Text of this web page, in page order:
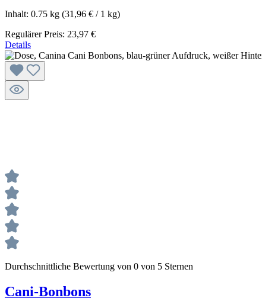
Inhalt: 0.75 kg (31,96 € / 1 kg)
Regulärer Preis: 23,97 €
Details
Durchschnittliche Bewertung von 0 von 5 Sternen
Cani-Bonbons